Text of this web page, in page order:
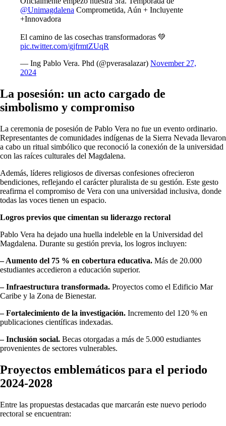
@Unimagdalena Comprometida, Aún + Incluyente
+Innovadora
El camino de las cosechas transformadoras 💚
pic.twitter.com/gjfrmtZUqR
— Ing Pablo Vera. Phd (@pverasalazar) November 27,
2024
La posesión: un acto cargado de
simbolismo y compromiso
La ceremonia de posesión de Pablo Vera no fue un evento ordinario.
Representantes de comunidades indígenas de la Sierra Nevada llevaron
a cabo un ritual simbólico que reconoció la conexión de la universidad
con las raíces culturales del Magdalena.
Además, líderes religiosos de diversas confesiones ofrecieron
bendiciones, reflejando el carácter pluralista de su gestión. Este gesto
reafirma el compromiso de Vera con una universidad inclusiva, donde
todas las voces tienen un espacio.
Logros previos que cimentan su liderazgo rectoral
Pablo Vera ha dejado una huella indeleble en la Universidad del
Magdalena. Durante su gestión previa, los logros incluyen:
– Aumento del 75 % en cobertura educativa. Más de 20.000
estudiantes accedieron a educación superior.
– Infraestructura transformada. Proyectos como el Edificio Mar
Caribe y la Zona de Bienestar.
– Fortalecimiento de la investigación. Incremento del 120 % en
publicaciones científicas indexadas.
– Inclusión social. Becas otorgadas a más de 5.000 estudiantes
provenientes de sectores vulnerables.
Proyectos emblemáticos para el periodo
2024-2028
Entre las propuestas destacadas que marcarán este nuevo periodo
rectoral se encuentran: